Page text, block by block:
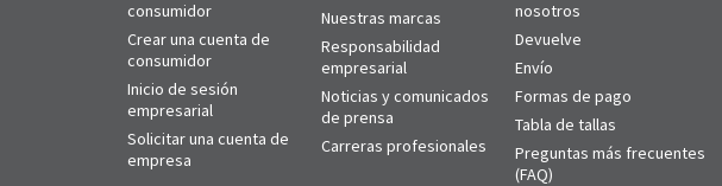
consumidor
Crear una cuenta de
consumidor
Inicio de sesión
empresarial
Solicitar una cuenta de
empresa
Nuestras marcas
Responsabilidad
empresarial
Noticias y comunicados
de prensa
Carreras profesionales
nosotros
Devuelve
Envío
Formas de pago
Tabla de tallas
Preguntas más frecuentes
(FAQ)